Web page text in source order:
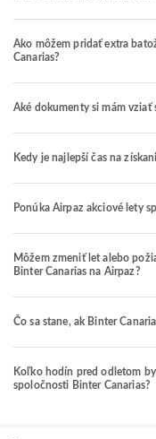
Ako môžem pridať extra
Canarias?
Aké dokumenty si mám vziať
Kedy je najlepší čas na
Ponúka Airpaz akciové lety
Môžem zmeniť let alebo
Binter Canarias na Airpaz?
Čo sa stane, ak Binter
Koľko hodín pred odletom
spoločnosti Binter Canarias?